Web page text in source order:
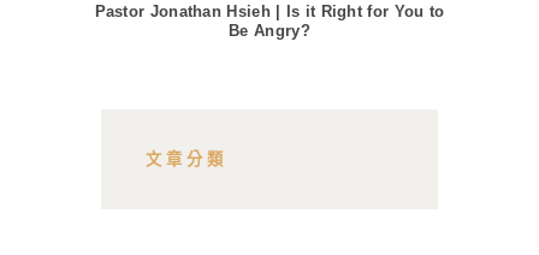
Pastor Jonathan Hsieh | Is it Right for You to
Be Angry?
文章分類